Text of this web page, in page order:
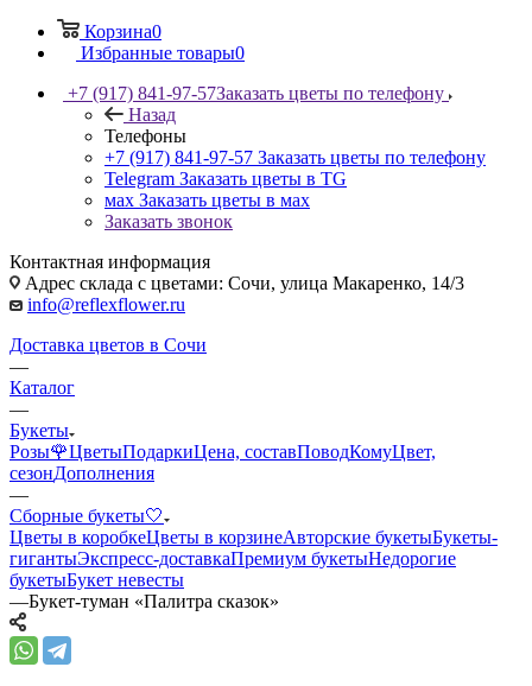
Корзина0
Избранные товары0
+7 (917) 841-97-57Заказать цветы по телефону
Назад
Телефоны
+7 (917) 841-97-57 Заказать цветы по телефону
Telegram Заказать цветы в TG
мах Заказать цветы в мах
Заказать звонок
Контактная информация
Адрес склада с цветами: Сочи, улица Макаренко, 14/3
info@reflexflower.ru
Доставка цветов в Сочи
—
Каталог
—
Букеты
Розы🌹ЦветыПодаркиЦена, составПоводКомуЦвет,
сезонДополнения
—
Сборные букеты🤍
Цветы в коробкеЦветы в корзинеАвторские букетыБукеты-
гигантыЭкспресс-доставкаПремиум букетыНедорогие
букетыБукет невесты
—Букет-туман «Палитра сказок»